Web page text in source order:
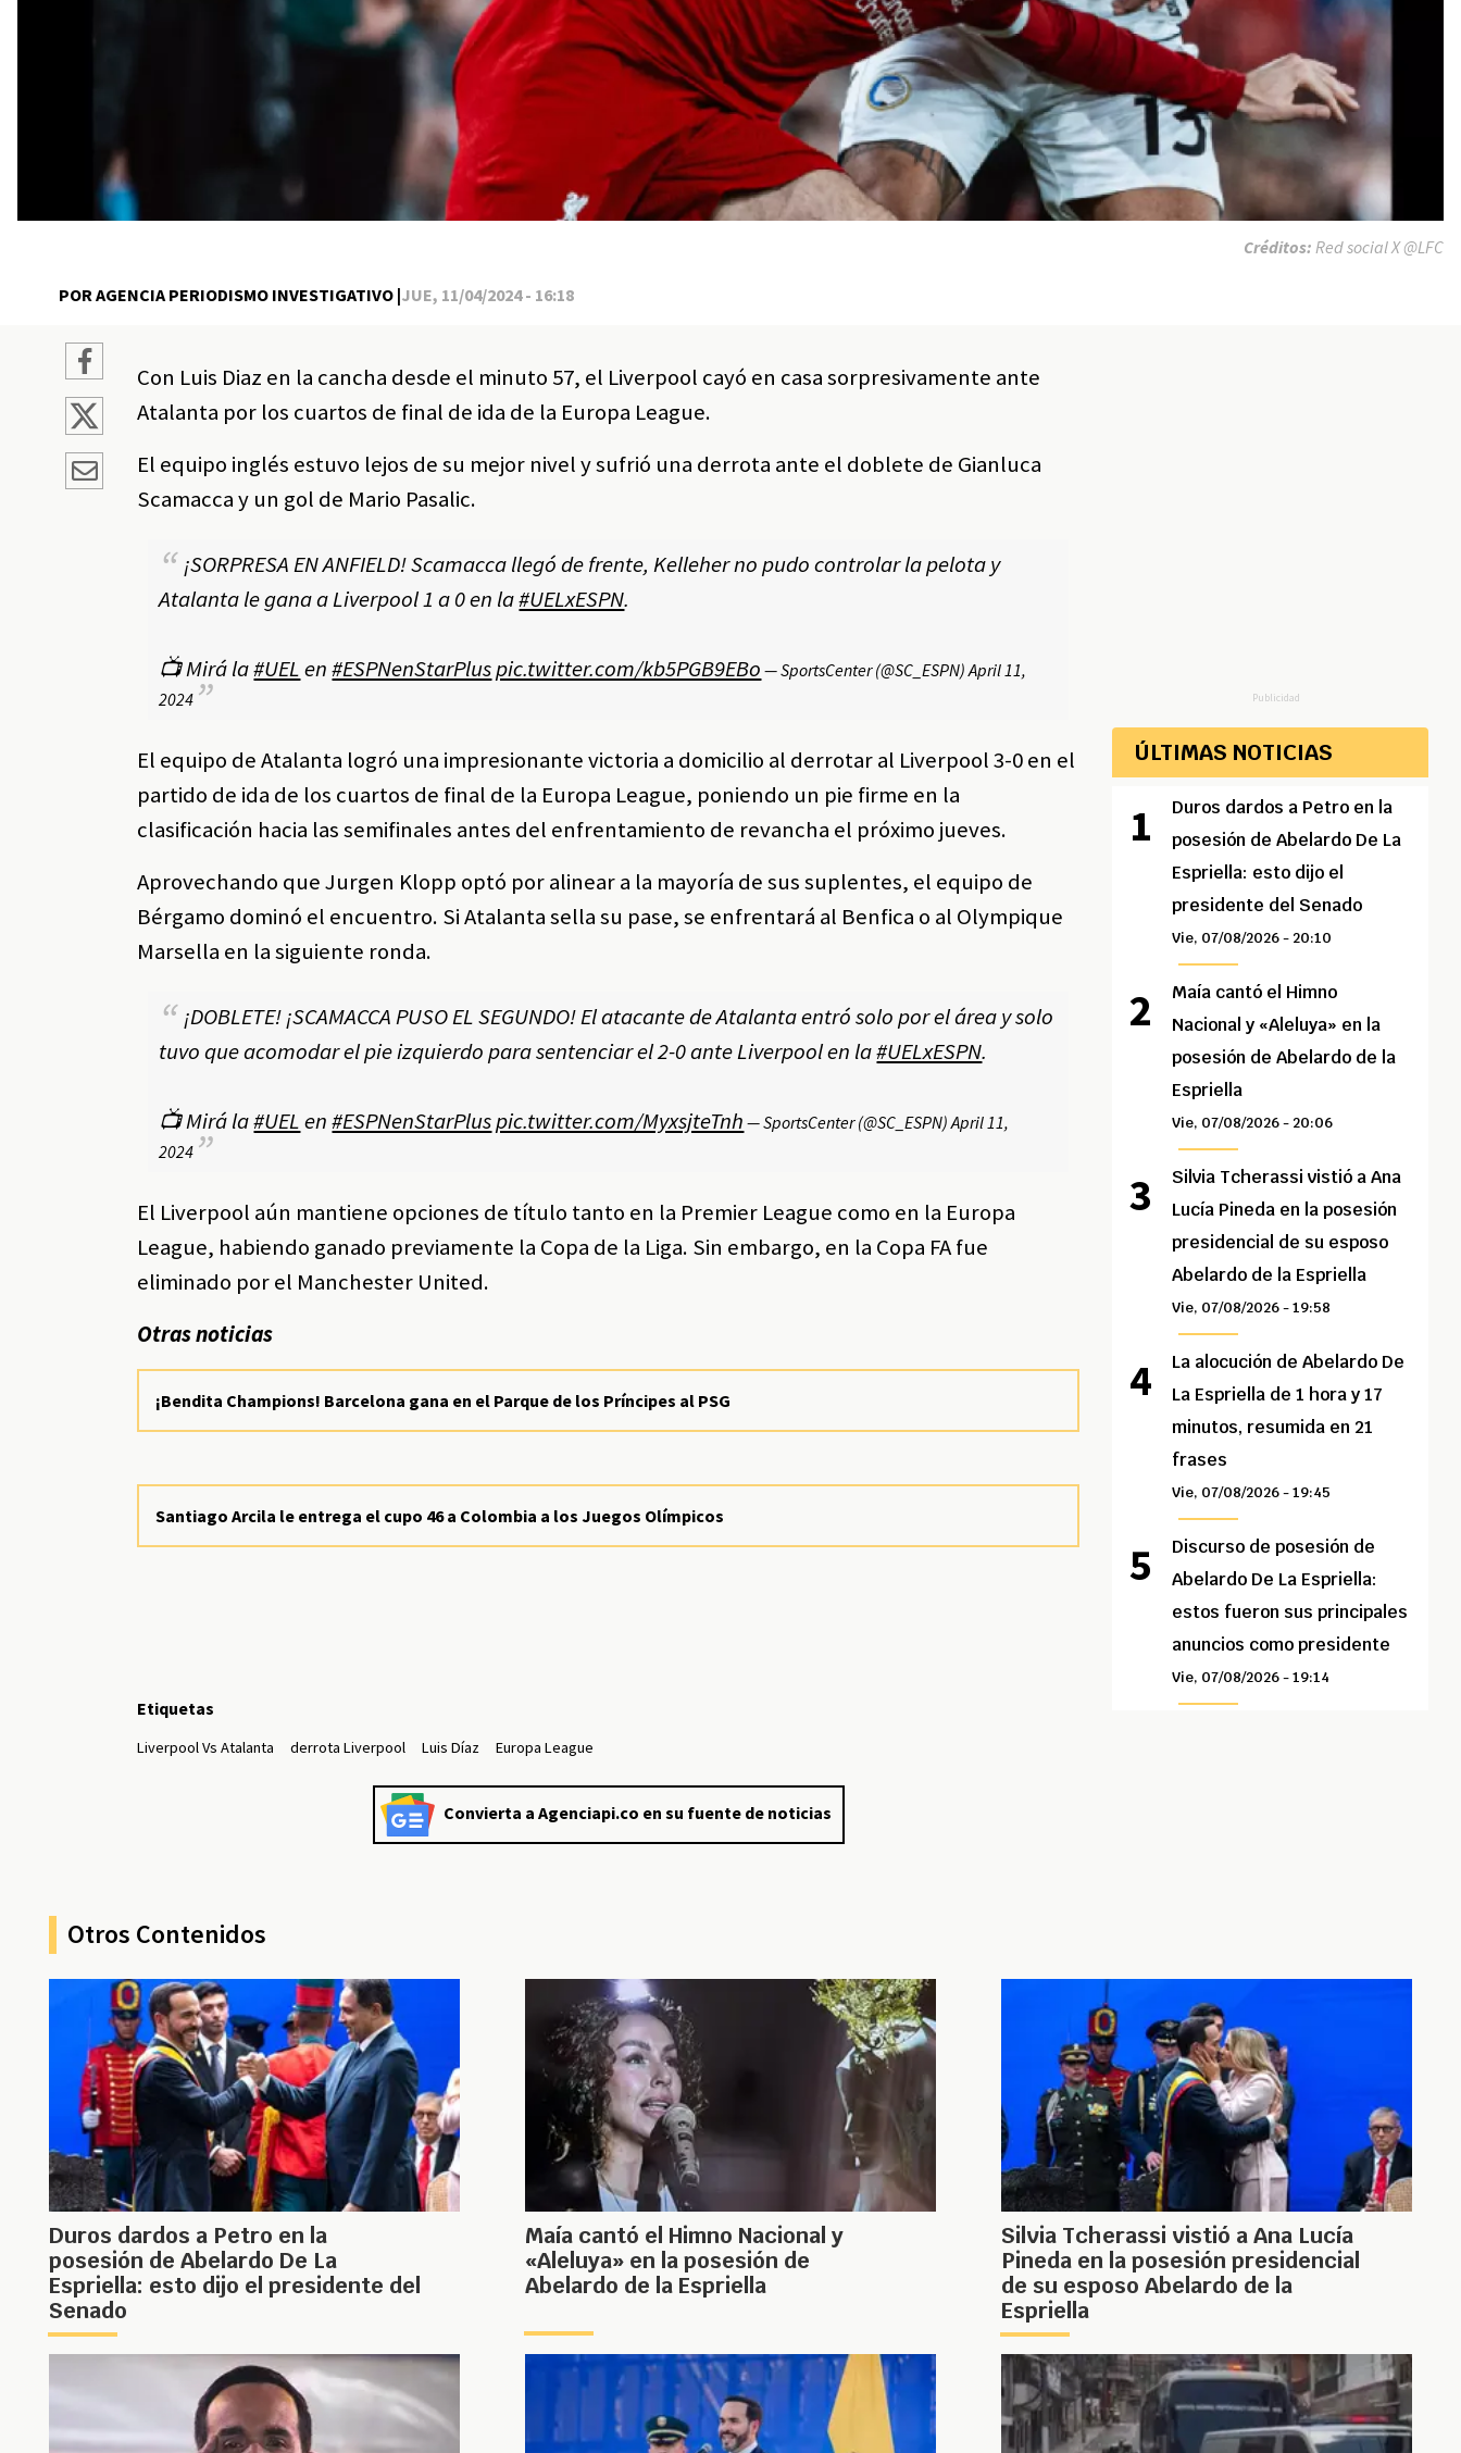
POR AGENCIA PERIODISMO INVESTIGATIVO |JUE, 11/04/2024 - 16:18
Créditos: Red social X @LFC
Con Luis Diaz en la cancha desde el minuto 57, el Liverpool cayó en casa sorpresivamente ante
Atalanta por los cuartos de final de ida de la Europa League.
El equipo inglés estuvo lejos de su mejor nivel y sufrió una derrota ante el doblete de Gianluca
Scamacca y un gol de Mario Pasalic.
¡SORPRESA EN ANFIELD! Scamacca llegó de frente, Kelleher no pudo controlar la pelota y
Atalanta le gana a Liverpool 1 a 0 en la#UELxESPN.
📺 Mirá la#UELen#ESPNenStarPluspic.twitter.com/kb5PGB9EBo — SportsCenter (@SC_ESPN)April 11,
2024
El equipo de Atalanta logró una impresionante victoria a domicilio al derrotar al Liverpool 3-0 en el
partido de ida de los cuartos de final de la Europa League, poniendo un pie firme en la
clasificación hacia las semifinales antes del enfrentamiento de revancha el próximo jueves.
Aprovechando que Jurgen Klopp optó por alinear a la mayoría de sus suplentes, el equipo de
Bérgamo dominó el encuentro. Si Atalanta sella su pase, se enfrentará al Benfica o al Olympique
Marsella en la siguiente ronda.
¡DOBLETE! ¡SCAMACCA PUSO EL SEGUNDO! El atacante de Atalanta entró solo por el área y solo
tuvo que acomodar el pie izquierdo para sentenciar el 2-0 ante Liverpool en la#UELxESPN.
📺 Mirá la#UELen#ESPNenStarPluspic.twitter.com/MyxsjteTnh — SportsCenter (@SC_ESPN)April 11,
2024
El Liverpool aún mantiene opciones de título tanto en la Premier League como en la Europa
League, habiendo ganado previamente la Copa de la Liga. Sin embargo, en la Copa FA fue
eliminado por el Manchester United.
Otras noticias
¡Bendita Champions! Barcelona gana en el Parque de los Príncipes al PSG
Santiago Arcila le entrega el cupo 46 a Colombia a los Juegos Olímpicos
Etiquetas
Liverpool Vs Atalanta derrota Liverpool Luis Díaz Europa League
Convierta a Agenciapi.co en su fuente de noticias
Publicidad
ÚLTIMAS NOTICIAS
Duros dardos a Petro en la
posesión de Abelardo De La
Espriella: esto dijo el
presidente del Senado
Vie, 07/08/2026 - 20:10
Maía cantó el Himno
Nacional y «Aleluya» en la
posesión de Abelardo de la
Espriella
Vie, 07/08/2026 - 20:06
Silvia Tcherassi vistió a Ana
Lucía Pineda en la posesión
presidencial de su esposo
Abelardo de la Espriella
Vie, 07/08/2026 - 19:58
La alocución de Abelardo De
La Espriella de 1 hora y 17
minutos, resumida en 21
frases
Vie, 07/08/2026 - 19:45
Discurso de posesión de
Abelardo De La Espriella:
estos fueron sus principales
anuncios como presidente
Vie, 07/08/2026 - 19:14
Otros Contenidos
Duros dardos a Petro en la
posesión de Abelardo De La
Espriella: esto dijo el presidente del
Senado
Maía cantó el Himno Nacional y
«Aleluya» en la posesión de
Abelardo de la Espriella
Silvia Tcherassi vistió a Ana Lucía
Pineda en la posesión presidencial
de su esposo Abelardo de la
Espriella